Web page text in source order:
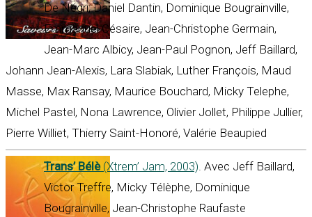
De Négri, Daniel Dantin, Dominique Bougrainville,
Emmanuel Césaire, Jean-Christophe Germain,
Jean-Marc Albicy, Jean-Paul Pognon, Jeff Baillard,
Johann Jean-Alexis, Lara Slabiak, Luther François, Maud
Masse, Max Ransay, Maurice Bouchard, Micky Telephe,
Michel Pastel, Nona Lawrence, Olivier Jollet, Philippe Jullier,
Pierre Williet, Thierry Saint-Honoré, Valérie Beaupied
Trans’ Bélè(Xtrem’ Jam, 2003). Avec Jeff Baillard,
Victor Treffre, Micky Télèphe, Dominique
Bougrainville, Jean-Christophe Raufaste